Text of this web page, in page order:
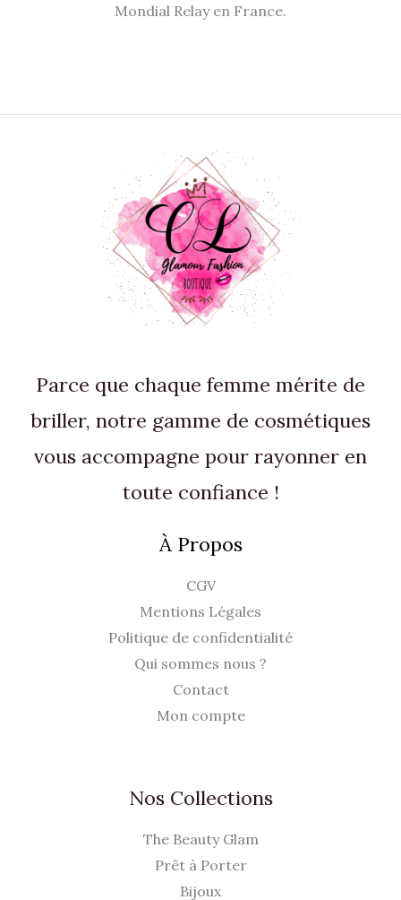
Mondial Relay en France.
Parce que chaque femme mérite de
briller, notre gamme de cosmétiques
vous accompagne pour rayonner en
toute confiance !
À Propos
CGV
Mentions Légales
Politique de confidentialité
Qui sommes nous ?
Contact
Mon compte
Nos Collections
The Beauty Glam
Prêt à Porter
Bijoux